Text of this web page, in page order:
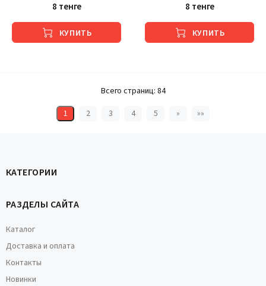
8 тенге
КУПИТЬ
8 тенге
КУПИТЬ
Всего страниц: 84
1
2 3 4 5 » »»
КАТЕГОРИИ
РАЗДЕЛЫ САЙТА
Каталог
Доставка и оплата
Контакты
Новинки